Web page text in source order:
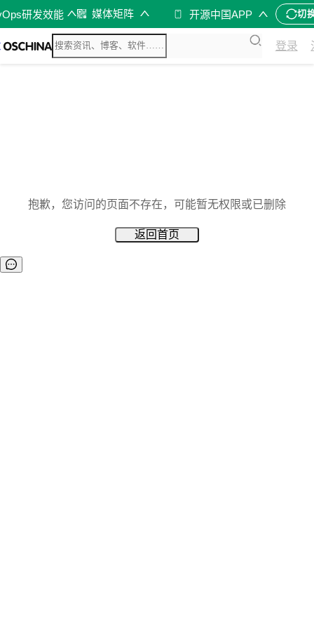
研发效能 媒体矩阵 开源中国APP 切
登录
抱歉，您访问的页面不存在，可能暂无权限或已删除
返回首页